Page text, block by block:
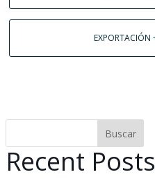
Buscar
Recent Posts